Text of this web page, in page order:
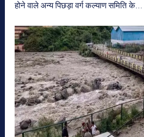
होने वाले अन्य पिछड़ा वर्ग कल्याण समिति के...